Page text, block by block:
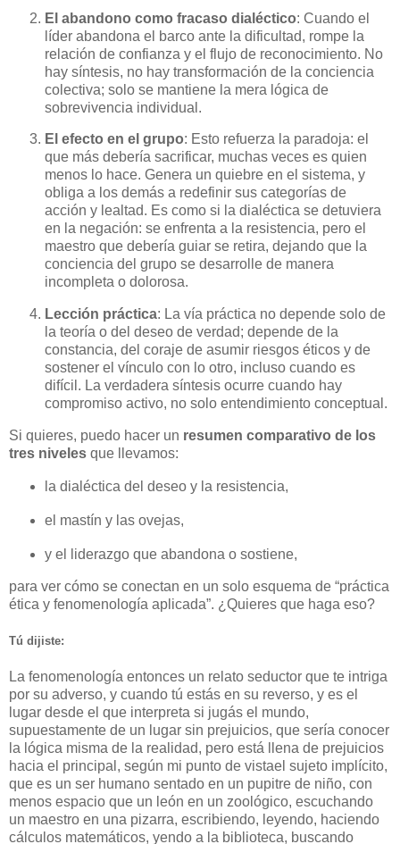
El abandono como fracaso dialéctico: Cuando el
líder abandona el barco ante la dificultad, rompe la
relación de confianza y el flujo de reconocimiento. No
hay síntesis, no hay transformación de la conciencia
colectiva; solo se mantiene la mera lógica de
sobrevivencia individual.
El efecto en el grupo: Esto refuerza la paradoja: el
que más debería sacrificar, muchas veces es quien
menos lo hace. Genera un quiebre en el sistema, y
obliga a los demás a redefinir sus categorías de
acción y lealtad. Es como si la dialéctica se detuviera
en la negación: se enfrenta a la resistencia, pero el
maestro que debería guiar se retira, dejando que la
conciencia del grupo se desarrolle de manera
incompleta o dolorosa.
Lección práctica: La vía práctica no depende solo de
la teoría o del deseo de verdad; depende de la
constancia, del coraje de asumir riesgos éticos y de
sostener el vínculo con lo otro, incluso cuando es
difícil. La verdadera síntesis ocurre cuando hay
compromiso activo, no solo entendimiento conceptual.
Si quieres, puedo hacer un resumen comparativo de los
tres niveles que llevamos:
la dialéctica del deseo y la resistencia,
el mastín y las ovejas,
y el liderazgo que abandona o sostiene,
para ver cómo se conectan en un solo esquema de “práctica
ética y fenomenología aplicada”. ¿Quieres que haga eso?
Tú dijiste:
La fenomenología entonces un relato seductor que te intriga
por su adverso, y cuando tú estás en su reverso, y es el
lugar desde el que interpreta si jugás el mundo,
supuestamente de un lugar sin prejuicios, que sería conocer
la lógica misma de la realidad, pero está llena de prejuicios
hacia el principal, según mi punto de vistael sujeto implícito,
que es un ser humano sentado en un pupitre de niño, con
menos espacio que un león en un zoológico, escuchando
un maestro en una pizarra, escribiendo, leyendo, haciendo
cálculos matemáticos, yendo a la biblioteca, buscando